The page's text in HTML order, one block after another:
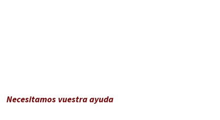
Necesitamos vuestra ayuda